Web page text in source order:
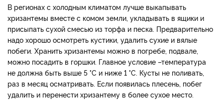
В регионах с холодным климатом лучше выкапывать
хризантемы вместе с комом земли, укладывать в ящики и
присыпать сухой смесью из торфа и песка. Предварительно
надо хорошо осмотреть кустики, удалить сухие и вялые
побеги. Хранить хризантемы можно в погребе, подвале,
можно посадить в горшки. Главное условие –температура
не должна быть выше 5 °С и ниже 1 °С. Кусты не поливать,
раз в месяц осматривать. Если появилась плесень, побег
удалить и перенести хризантему в более сухое место.